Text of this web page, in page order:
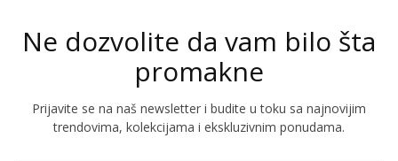
Ne dozvolite da vam bilo šta
promakne
Prijavite se na naš newsletter i budite u toku sa najnovijim
trendovima, kolekcijama i ekskluzivnim ponudama.